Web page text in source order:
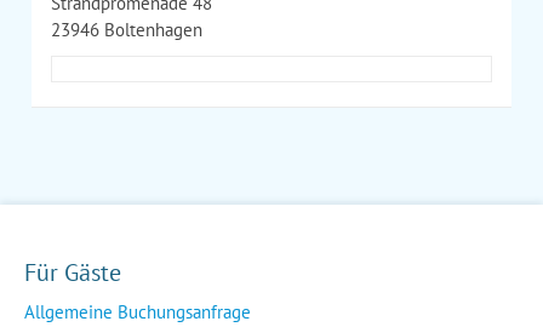
23946 Boltenhagen
Für Gäste
Allgemeine Buchungsanfrage